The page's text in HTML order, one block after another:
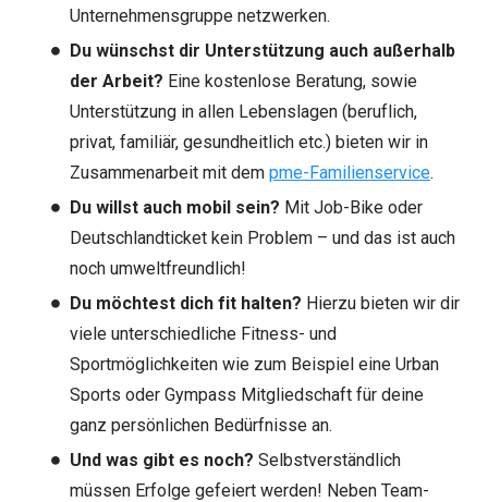
Unternehmensgruppe netzwerken.
Du wünschst dir Unterstützung auch außerhalb
der Arbeit? Eine kostenlose Beratung, sowie
Unterstützung in allen Lebenslagen (beruflich,
privat, familiär, gesundheitlich etc.) bieten wir in
Zusammenarbeit mit dem pme-Familienservice.
Du willst auch mobil sein? Mit Job-Bike oder
Deutschlandticket kein Problem – und das ist auch
noch umweltfreundlich!
Du möchtest dich fit halten? Hierzu bieten wir dir
viele unterschiedliche Fitness- und
Sportmöglichkeiten wie zum Beispiel eine Urban
Sports oder Gympass Mitgliedschaft für deine
ganz persönlichen Bedürfnisse an.
Und was gibt es noch? Selbstverständlich
müssen Erfolge gefeiert werden! Neben Team-